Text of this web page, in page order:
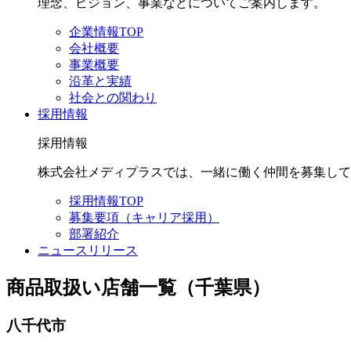
企業情報TOP
会社概要
事業概要
沿革と実績
社会との関わり
採用情報
採用情報
株式会社メディプラスでは、一緒に働く仲間を募集し
採用情報TOP
募集要項（キャリア採用）
部署紹介
ニュースリリース
商品取扱い店舗一覧（千葉県）
八千代市